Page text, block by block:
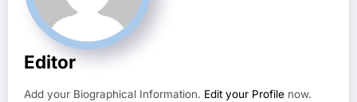
Editor
Add your Biographical Information. Edit your Profile now.